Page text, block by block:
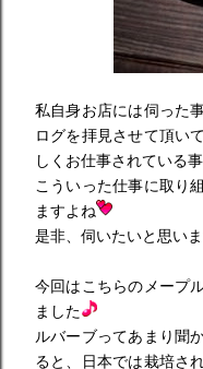
私自身お店には伺った
ログを拝見させて頂い
しくお仕事されている
こういった仕事に取り
ますよね
是非、伺いたいと思い
今回はこちらのメープ
ました
ルバーブってあまり聞
ると、日本では栽培さ